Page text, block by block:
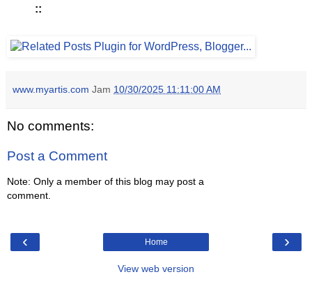
::
www.myartis.com Jam 10/30/2025 11:11:00 AM
No comments:
Post a Comment
Note: Only a member of this blog may post a
comment.
‹ ›
Home
View web version